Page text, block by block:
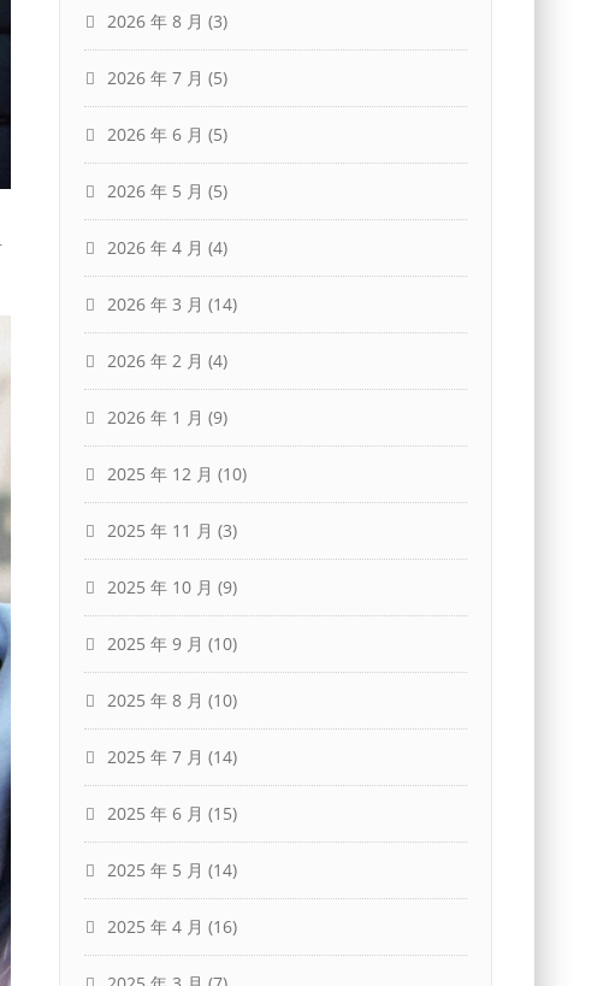
2026 年 8 月 (3)
2026 年 7 月 (5)
2026 年 6 月 (5)
2026 年 5 月 (5)
2026 年 4 月 (4)
2026 年 3 月 (14)
2026 年 2 月 (4)
2026 年 1 月 (9)
2025 年 12 月 (10)
2025 年 11 月 (3)
2025 年 10 月 (9)
2025 年 9 月 (10)
2025 年 8 月 (10)
2025 年 7 月 (14)
2025 年 6 月 (15)
2025 年 5 月 (14)
2025 年 4 月 (16)